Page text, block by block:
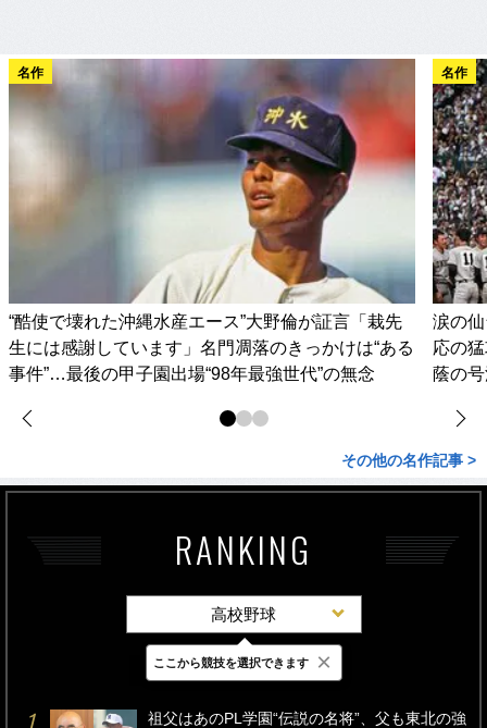
名作
“酷使で壊れた沖縄水産エース”大野倫が証言「栽先
生には感謝しています」名門凋落のきっかけは“ある
事件”…最後の甲子園出場“98年最強世代”の無念
名作
涙の
応の
蔭の
その他の名作記事 >
RANKING
高校野球
最新 24時間 週間
祖父はあのPL学園“伝説の名将”、父も東北の強
ここから競技を選択できます ×